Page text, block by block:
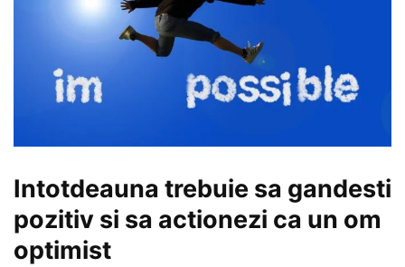
Intotdeauna trebuie sa gandesti
pozitiv si sa actionezi ca un om
optimist